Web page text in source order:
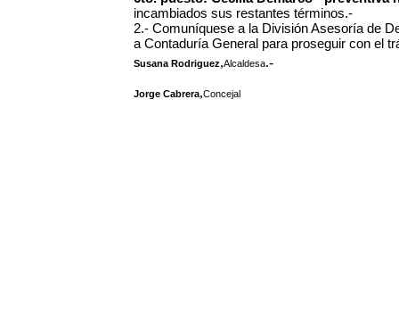
incambiados sus restantes términos.-
2.- Comuníquese a la División Asesoría de
a Contaduría General para proseguir con el
Susana Rodriguez,Alcaldesa.-
Jorge Cabrera,Concejal